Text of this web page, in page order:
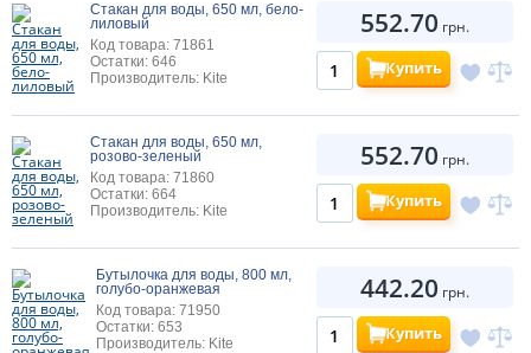
Стакан для воды, 650 мл, бело-
лиловый
Код товара: 71861
Остатки: 646
Производитель: Kite
552.70 грн.
Купить
Стакан для воды, 650 мл,
розово-зеленый
Код товара: 71860
Остатки: 664
Производитель: Kite
552.70 грн.
Купить
Бутылочка для воды, 800 мл,
голубо-оранжевая
Код товара: 71950
Остатки: 653
Производитель: Kite
442.20 грн.
Купить